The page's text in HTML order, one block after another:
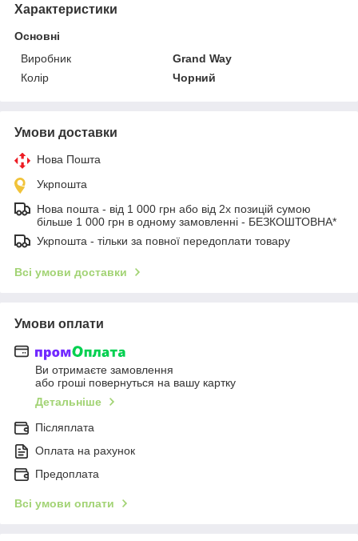
Характеристики
Основні
Виробник
Grand Way
Колір
Чорний
Умови доставки
Нова Пошта
Укрпошта
Нова пошта - від 1 000 грн або від 2х позицій сумою
більше 1 000 грн в одному замовленні - БЕЗКОШТОВНА*
Укрпошта - тільки за повної передоплати товару
Всі умови доставки
Умови оплати
Ви отримаєте замовлення
або гроші повернуться на вашу картку
Детальніше
Післяплата
Оплата на рахунок
Предоплата
Всі умови оплати